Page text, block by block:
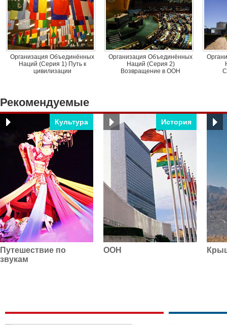
Организация Объединённых
Наций (Cерия 1) Путь к
цивилизации
Организация Объединённых
Наций (Cерия 2)
Возвращение в ООН
Рекомендуемые
Культура
Путешествие по
звукам
История
ООН